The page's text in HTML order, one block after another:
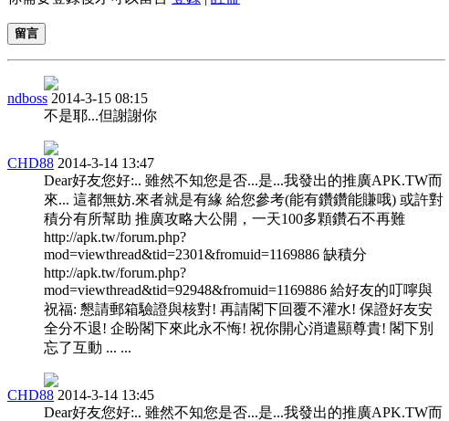
留言
ndboss 2014-3-15 08:15
不是耶...但謝謝你
CHD88 2014-3-14 13:47
Dear好友您好:.. 雖然不知您是否...是...我發出的推廣APK.TW而
來... 這都無妨.來者就是有緣 給您參考(能有鑽鑽能賺哦) 或許對
積分有所幫助 推廣攻略大公開，一天100多顆鑽石不再難
http://apk.tw/forum.php?
mod=viewthread&tid=2301&fromuid=1169886 缺積分
http://apk.tw/forum.php?
mod=viewthread&tid=92948&fromuid=1169886 給好友的叮嚀與
祝福: 懇請郵箱驗證與核對! 再請閣下回覆不灌水! 保證好友安
全分不退! 企盼閣下來此永不悔! 祝你開心消遣顯尊貴! 閣下別
忘了互動 ... ...
CHD88 2014-3-14 13:45
Dear好友您好:.. 雖然不知您是否...是...我發出的推廣APK.TW而